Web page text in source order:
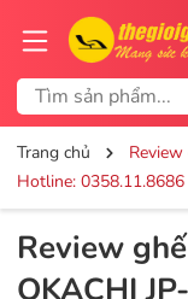
Trang chủ
Hotline: 0358.11.8686
Review
OKACHI